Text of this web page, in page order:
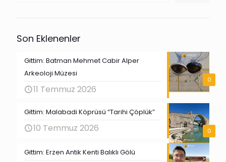
Son Eklenenler
0
Gittim: Batman Mehmet Cabir Alper
Arkeoloji Müzesi
11 Temmuz 2026
0
Gittim: Malabadi Köprüsü “Tarihi Çöplük”
10 Temmuz 2026
Gittim: Erzen Antik Kenti Balıklı Gölü